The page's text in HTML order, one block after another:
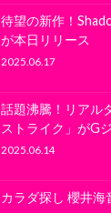
待望の新作！
が本日リリース
2025.06.17
話題沸騰！リアル
ストライク」がG
2025.06.14
カラダ探し 櫻井海